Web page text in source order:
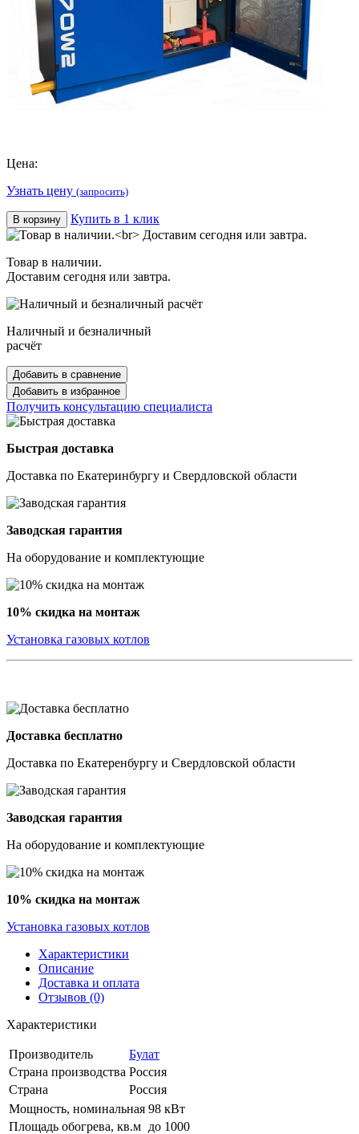
Цена:
Узнать цену (запросить)
В корзину Купить в 1 клик
Товар в наличии.
Доставим сегодня или завтра.
Наличный и безналичный
расчёт
Добавить в сравнение
Добавить в избранное
Получить консультацию специалиста
Быстрая доставка
Доставка по Екатеринбургу и Свердловской области
Заводская гарантия
На оборудование и комплектующие
10% скидка на монтаж
Установка газовых котлов
Доставка бесплатно
Доставка по Екатеренбургу и Свердловской области
Заводская гарантия
На оборудование и комплектующие
10% скидка на монтаж
Установка газовых котлов
Характеристики
Описание
Доставка и оплата
Отзывов (0)
Характеристики
Производитель
Булат
Страна производства Россия
Страна
Россия
Мощность, номинальная 98 кВт
Площадь обогрева, кв.м до 1000